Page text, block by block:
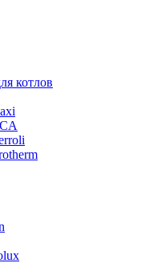
котлов